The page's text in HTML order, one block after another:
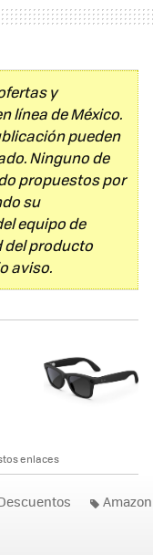
y
línea de México.
pueden
Ninguno de
propuestos por
su
equipo de
del producto
aviso.
enlaces